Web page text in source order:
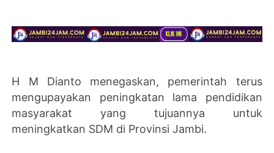
H M Dianto menegaskan, pemerintah terus
mengupayakan peningkatan lama pendidikan
masyarakat yang tujuannya untuk
meningkatkan SDM di Provinsi Jambi.